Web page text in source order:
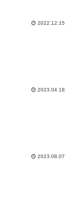
2022.12.15
2023.04.18
2023.08.07